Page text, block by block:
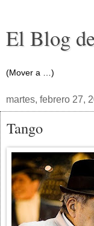
El Blog
martes, febrero 27,
Tango